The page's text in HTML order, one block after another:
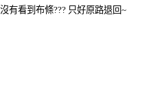
有看到布條??? 只好原路退回 ~